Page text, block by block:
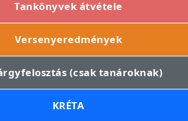
Tankönyvek átvétele
Versenyeredmények
(csak tanároknak)
KRÉTA